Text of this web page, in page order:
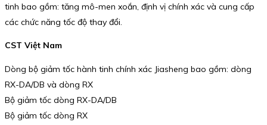
tinh bao gồm: tăng mô-men xoắn, định vị chính xác và cung cấp
các chức năng tốc độ thay đổi.
CST Việt Nam
Dòng bộ giảm tốc hành tinh chính xác Jiasheng bao gồm: dòng
RX-DA/DB và dòng RX
Bộ giảm tốc dòng RX-DA/DB
Bộ giảm tốc dòng RX